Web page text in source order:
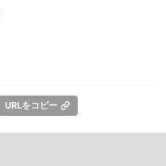
URLをコピー